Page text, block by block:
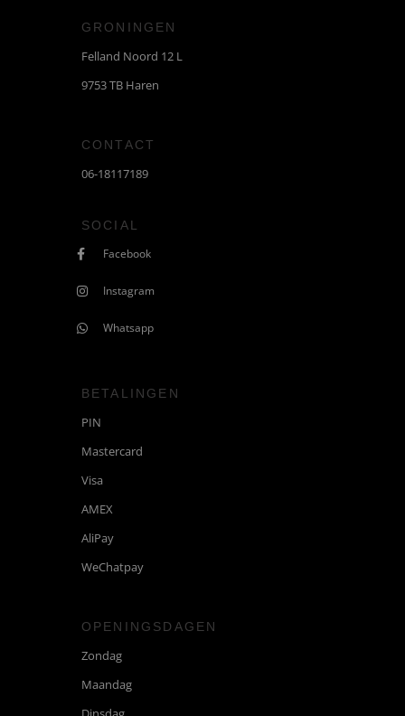
GRONINGEN
Felland Noord 12 L
9753 TB Haren
CONTACT
06-18117189
SOCIAL
Facebook
Instagram
Whatsapp
BETALINGEN
PIN
Mastercard
Visa
AMEX
AliPay
WeChatpay
OPENINGSDAGEN
Zondag
Maandag